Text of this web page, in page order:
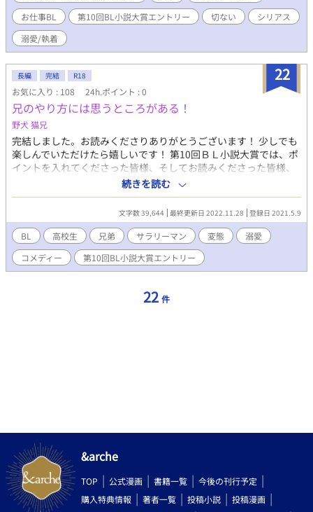
苑ならではの抜擢だったのだが、経営不振の建て直しに与えられ
た時間はなんと一年間しかなかった。なんとか小田原店を盛り上
げようとワンコインワインティスティングやスイーツバイキング
など試みるも、シェフ不在の店では出来ることは限られていた。
るが、箱根のお祭りに屋台を出そうとする紫苑についてくるスタ
ッフはおらず、一人で売上げをあげなければならなかった。 イン
スタ映えする選べるクレープシュゼットは目の前で繰り広げられ
るパフォーマンスを動画にとる人たちで溢れ、この当たりに当た
った企画は紫苑一人では到底こなせない忙しさであり、なかなか
出ないスイーツに徐々に観客の苦情もあがっていく。そんなとき
紫苑のフライパンをゆっくり握る色黒の手があった。 神無月柊、
強烈なフェロモンを持つΩ嫌いのスーパーα。普段はα用抑制剤を
常用する神無月であったが彼は大のΩ嫌いだった。 常に前向きに
仕事をする紫苑に元来パーソナルスペースの狭い神無月は紫苑の
思惑とは反対に一気に距離を詰めていく。偶然にも神無月の家で
薬をのみ忘れた神無月のせいで、軽いヒートを起こす紫苑は神無
月にオメガだとバレてしまう。 αに恋をしていると思っていたΩ嫌
いのスーパーα(攻め)×ばれないように疑似α剤を飲み続けるΩ嫌い
の一途なΩ(受け)が経営回復のミッションを成功させていくなか
で、距離を縮めて行く話です。R18は後半です。
お仕事BL
第10回BL小説大賞エントリー 切ない
シリアス
溺愛/執着
22
長編 完結 R18
お気に入り : 108 24h.ポイント : 0
兄のやり方には思うところがある！
野犬 猫兄
完結しました。お読みくださりありがとうございます！ 少しでも
楽しんでいただけたら嬉しいです！ 第10回ＢＬ小説大賞では、ポ
イントを入れてくださった皆様、そしてお読みくださった皆様、
どうもありがとうございました！m(__)m ■■■ 特訓と称して理
不尽な行いをする兄に翻弄されながらも兄と向き合い仲良くなっ
ていく話。 無関心ロボからの執着溺愛兄×無自覚人たらしな弟 コ
メディーです。
続きを読む
文字数 39,644 最終更新日 2022.11.28 登録日 2021.5.9
BL 高校生 兄弟 サラリーマン 変態
溺愛
コメディー
第10回BL小説大賞エントリー
22 件
&arche
TOP 公式漫画 書籍一覧
今後の刊行予定
購入特典情報
著者一覧 投稿小説
投稿漫画